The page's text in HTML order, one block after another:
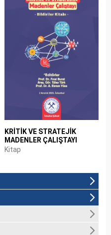
KRİTİK VE STRATEJİK
MADENLER ÇALIŞTAYI
Kitap